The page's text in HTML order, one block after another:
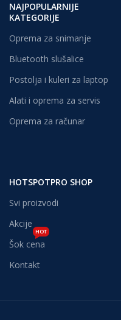
NAJPOPULARNIJE
KATEGORIJE
Oprema za snimanje
Bluetooth slušalice
Postolja i kuleri za laptop
Alati i oprema za servis
Oprema za računar
HOTSPOTPRO SHOP
Svi proizvodi
Akcije
Šok cena
HOT
Kontakt